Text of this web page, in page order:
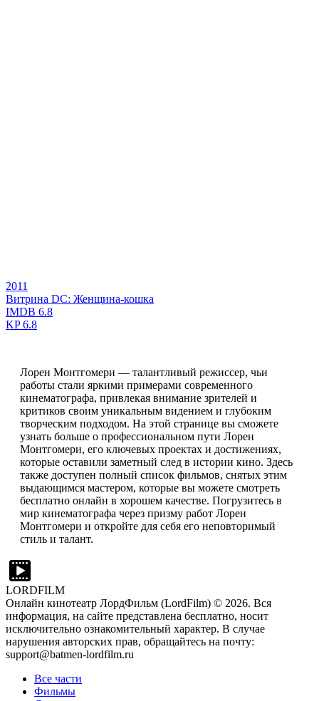
2011
Витрина DC: Женщина-кошка
IMDB 6.8
KP6.8
Лорен Монтгомери — талантливый режиссер, чьи
работы стали яркими примерами современного
кинематографа, привлекая внимание зрителей и
критиков своим уникальным видением и глубоким
творческим подходом. На этой странице вы сможете
узнать больше о профессиональном пути Лорен
Монтгомери, его ключевых проектах и достижениях,
которые оставили заметный след в истории кино. Здесь
также доступен полный список фильмов, снятых этим
выдающимся мастером, которые вы можете смотреть
бесплатно онлайн в хорошем качестве. Погрузитесь в
мир кинематографа через призму работ Лорен
Монтгомери и откройте для себя его неповторимый
стиль и талант.
LORDFILM
Онлайн кинотеатр ЛордФильм (LordFilm) © 2026. Вся
информация, на сайте представлена бесплатно, носит
исключительно ознакомительный характер. В случае
нарушения авторских прав, обращайтесь на почту:
support@batmen-lordfilm.ru
Все части
Фильмы